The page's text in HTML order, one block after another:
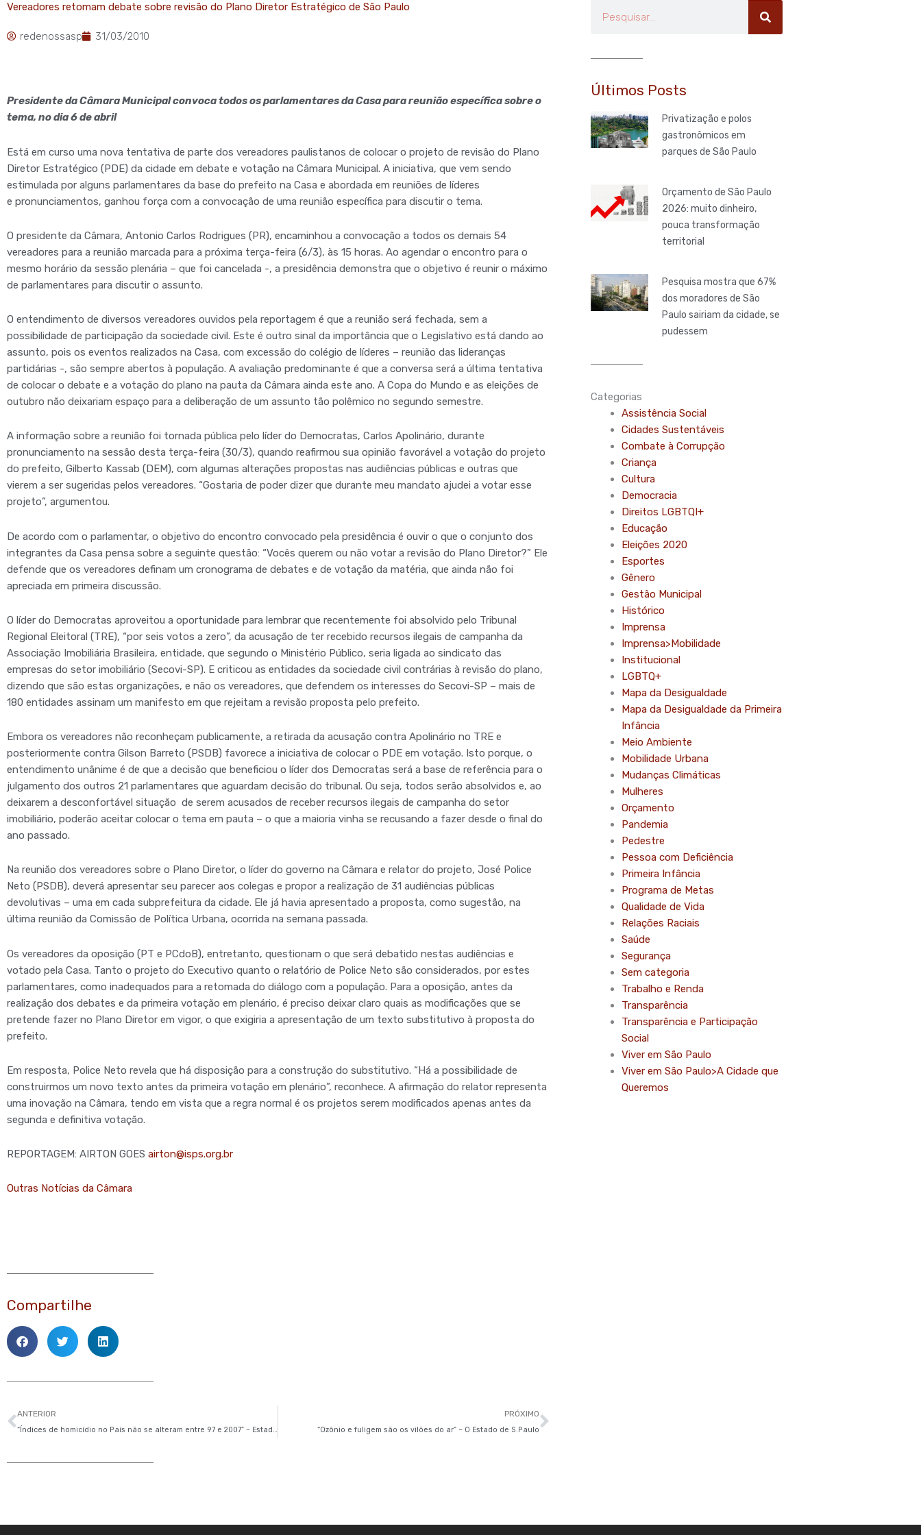
Vereadores retomam debate sobre revisão do Plano Diretor Estratégico de São Paulo
redenossasp 31/03/2010
Presidente da Câmara Municipal convoca todos os parlamentares da Casa para reunião específica sobre o
tema, no dia 6 de abril
Está em curso uma nova tentativa de parte dos vereadores paulistanos de colocar o projeto de revisão do Plano
Diretor Estratégico (PDE) da cidade em debate e votação na Câmara Municipal. A iniciativa, que vem sendo
estimulada por alguns parlamentares da base do prefeito na Casa e abordada em reuniões de líderes
e pronunciamentos, ganhou força com a convocação de uma reunião específica para discutir o tema.
O presidente da Câmara, Antonio Carlos Rodrigues (PR), encaminhou a convocação a todos os demais 54
vereadores para a reunião marcada para a próxima terça-feira (6/3), às 15 horas. Ao agendar o encontro para o
mesmo horário da sessão plenária – que foi cancelada -, a presidência demonstra que o objetivo é reunir o máximo
de parlamentares para discutir o assunto.
O entendimento de diversos vereadores ouvidos pela reportagem é que a reunião será fechada, sem a
possibilidade de participação da sociedade civil. Este é outro sinal da importância que o Legislativo está dando ao
assunto, pois os eventos realizados na Casa, com excessão do colégio de líderes – reunião das lideranças
partidárias -, são sempre abertos à população. A avaliação predominante é que a conversa será a última tentativa
de colocar o debate e a votação do plano na pauta da Câmara ainda este ano. A Copa do Mundo e as eleições de
outubro não deixariam espaço para a deliberação de um assunto tão polêmico no segundo semestre.
A informação sobre a reunião foi tornada pública pelo líder do Democratas, Carlos Apolinário, durante
pronunciamento na sessão desta terça-feira (30/3), quando reafirmou sua opinião favorável a votação do projeto
do prefeito, Gilberto Kassab (DEM), com algumas alterações propostas nas audiências públicas e outras que
vierem a ser sugeridas pelos vereadores. “Gostaria de poder dizer que durante meu mandato ajudei a votar esse
projeto”, argumentou.
De acordo com o parlamentar, o objetivo do encontro convocado pela presidência é ouvir o que o conjunto dos
integrantes da Casa pensa sobre a seguinte questão: “Vocês querem ou não votar a revisão do Plano Diretor?” Ele
defende que os vereadores definam um cronograma de debates e de votação da matéria, que ainda não foi
apreciada em primeira discussão.
O líder do Democratas aproveitou a oportunidade para lembrar que recentemente foi absolvido pelo Tribunal
Regional Eleitoral (TRE), “por seis votos a zero”, da acusação de ter recebido recursos ilegais de campanha da
Associação Imobiliária Brasileira, entidade, que segundo o Ministério Público, seria ligada ao sindicato das
empresas do setor imobiliário (Secovi-SP). E criticou as entidades da sociedade civil contrárias à revisão do plano,
dizendo que são estas organizações, e não os vereadores, que defendem os interesses do Secovi-SP – mais de
180 entidades assinam um manifesto em que rejeitam a revisão proposta pelo prefeito.
Embora os vereadores não reconheçam publicamente, a retirada da acusação contra Apolinário no TRE e
posteriormente contra Gilson Barreto (PSDB) favorece a iniciativa de colocar o PDE em votação. Isto porque, o
entendimento unânime é de que a decisão que beneficiou o líder dos Democratas será a base de referência para o
julgamento dos outros 21 parlamentares que aguardam decisão do tribunal. Ou seja, todos serão absolvidos e, ao
deixarem a desconfortável situação de serem acusados de receber recursos ilegais de campanha do setor
imobiliário, poderão aceitar colocar o tema em pauta – o que a maioria vinha se recusando a fazer desde o final do
ano passado.
Na reunião dos vereadores sobre o Plano Diretor, o líder do governo na Câmara e relator do projeto, José Police
Neto (PSDB), deverá apresentar seu parecer aos colegas e propor a realização de 31 audiências públicas
devolutivas – uma em cada subprefeitura da cidade. Ele já havia apresentado a proposta, como sugestão, na
última reunião da Comissão de Política Urbana, ocorrida na semana passada.
Os vereadores da oposição (PT e PCdoB), entretanto, questionam o que será debatido nestas audiências e
votado pela Casa. Tanto o projeto do Executivo quanto o relatório de Police Neto são considerados, por estes
parlamentares, como inadequados para a retomada do diálogo com a população. Para a oposição, antes da
realização dos debates e da primeira votação em plenário, é preciso deixar claro quais as modificações que se
pretende fazer no Plano Diretor em vigor, o que exigiria a apresentação de um texto substitutivo à proposta do
prefeito.
Em resposta, Police Neto revela que há disposição para a construção do substitutivo. “Há a possibilidade de
construirmos um novo texto antes da primeira votação em plenário”, reconhece. A afirmação do relator representa
uma inovação na Câmara, tendo em vista que a regra normal é os projetos serem modificados apenas antes da
segunda e definitiva votação.
REPORTAGEM: AIRTON GOES airton@isps.org.br
Outras Notícias da Câmara
Compartilhe
Anterior
ANTERIOR
“Índices de homicídio no País não se alteram entre 97 e 2007” – Estadão.com
PRÓXIMO
“Ozônio e fuligem são os vilões do ar” – O Estado de S.Paulo
Próximo
Últimos Posts
Privatização e polos
gastronômicos em
parques de São Paulo
Orçamento de São Paulo
2026: muito dinheiro,
pouca transformação
territorial
Pesquisa mostra que 67%
dos moradores de São
Paulo sairiam da cidade, se
pudessem
Categorias
Assistência Social
Cidades Sustentáveis
Combate à Corrupção
Criança
Cultura
Democracia
Direitos LGBTQI+
Educação
Eleições 2020
Esportes
Gênero
Gestão Municipal
Histórico
Imprensa
Imprensa>Mobilidade
Institucional
LGBTQ+
Mapa da Desigualdade
Mapa da Desigualdade da Primeira
Infância
Meio Ambiente
Mobilidade Urbana
Mudanças Climáticas
Mulheres
Orçamento
Pandemia
Pedestre
Pessoa com Deficiência
Primeira Infância
Programa de Metas
Qualidade de Vida
Relações Raciais
Saúde
Segurança
Sem categoria
Trabalho e Renda
Transparência
Transparência e Participação
Social
Viver em São Paulo
Viver em São Paulo>A Cidade que
Queremos